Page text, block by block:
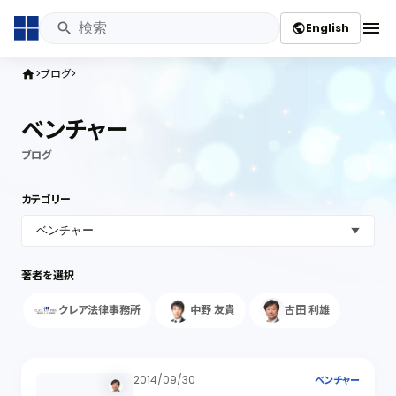
publicEnglish menu
home ブログ
ベンチャー
ブログ
カテゴリー
著者を選択
クレア法律事務所 中野 友貴 古田 利雄
2014/09/30 ベンチャー